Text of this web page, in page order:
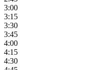
3:00
3:15
3:30
3:45
4:00
4:15
4:30